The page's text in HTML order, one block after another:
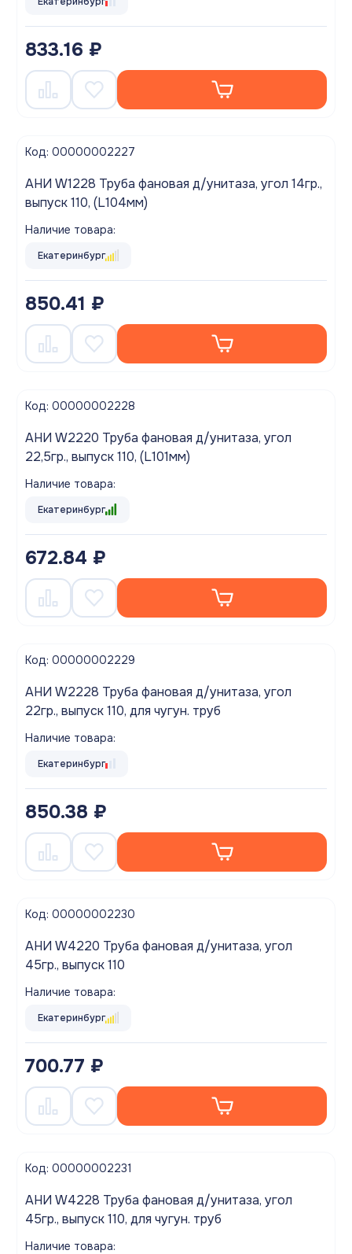
833.16 ₽
Код: 00000002227
АНИ W1228 Труба фановая д/унитаза, угол 14гр.,
выпуск 110, (L104мм)
Наличие товара:
Екатеринбург
850.41 ₽
Код: 00000002228
АНИ W2220 Труба фановая д/унитаза, угол
22,5гр., выпуск 110, (L101мм)
Наличие товара:
Екатеринбург
672.84 ₽
Код: 00000002229
АНИ W2228 Труба фановая д/унитаза, угол
22гр., выпуск 110, для чугун. труб
Наличие товара:
Екатеринбург
850.38 ₽
Код: 00000002230
АНИ W4220 Труба фановая д/унитаза, угол
45гр., выпуск 110
Наличие товара:
Екатеринбург
700.77 ₽
Код: 00000002231
АНИ W4228 Труба фановая д/унитаза, угол
45гр., выпуск 110, для чугун. труб
Наличие товара: